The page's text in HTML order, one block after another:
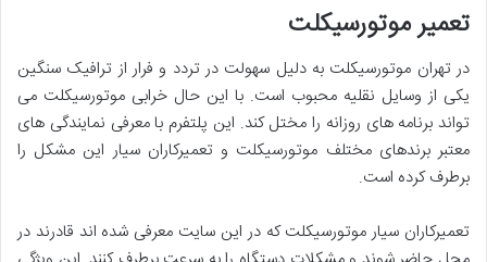
تعمیر موتورسیکلت
در تهران موتورسیکلت به دلیل سهولت در تردد و فرار از ترافیک سنگین
یکی از وسایل نقلیه محبوب است. با این حال خرابی موتورسیکلت می
‌تواند برنامه ‌های روزانه را مختل کند. این پلتفرم با معرفی نمایندگی‌ های
معتبر برندهای مختلف موتورسیکلت و تعمیرکاران سیار این مشکل را
برطرف کرده است.
تعمیرکاران سیار موتورسیکلت که در این سایت معرفی شده ‌اند قادرند در